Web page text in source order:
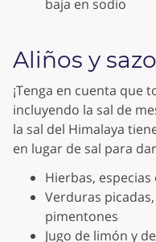
baja en sodio
Aliños y
¡Tenga en cuenta que
incluyendo la sal de
la sal del Himalaya
en lugar de sal para
Hierbas,
Verduras
pimentones
Jugo de limón y